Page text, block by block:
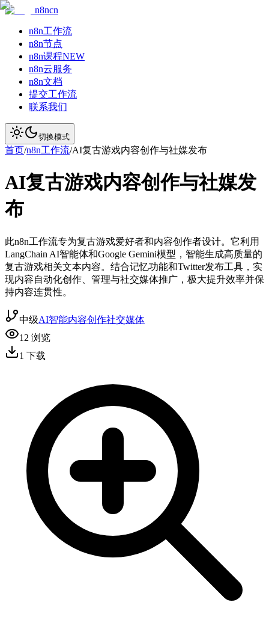
n8ncn
n8n工作流
n8n节点
n8n课程NEW
n8n云服务
n8n文档
提交工作流
联系我们
切换模式
首页/n8n工作流/AI复古游戏内容创作与社媒发布
AI复古游戏内容创作与社媒发
布
此n8n工作流专为复古游戏爱好者和内容创作者设计。它利用
LangChain AI智能体和Google Gemini模型，智能生成高质量的
复古游戏相关文本内容。结合记忆功能和Twitter发布工具，实
现内容自动化创作、管理与社交媒体推广，极大提升效率并保
持内容连贯性。
中级AI智能内容创作社交媒体
12 浏览
1 下载